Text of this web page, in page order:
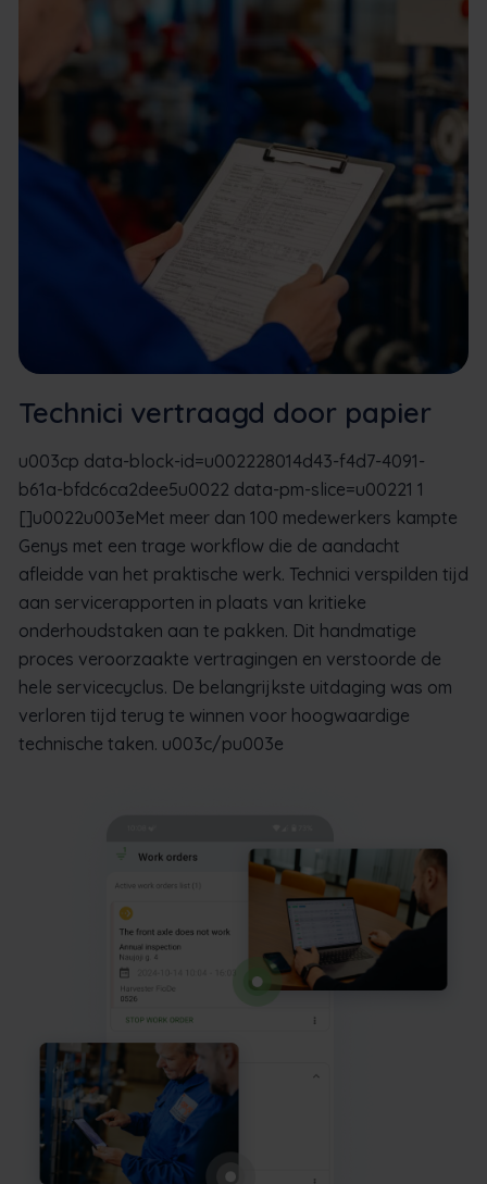
Technici vertraagd door papier
u003cp data-block-id=u002228014d43-f4d7-4091-
b61a-bfdc6ca2dee5u0022 data-pm-slice=u00221 1
[]u0022u003eMet meer dan 100 medewerkers kampte
Genys met een trage workflow die de aandacht
afleidde van het praktische werk. Technici verspilden tijd
aan servicerapporten in plaats van kritieke
onderhoudstaken aan te pakken. Dit handmatige
proces veroorzaakte vertragingen en verstoorde de
hele servicecyclus. De belangrijkste uitdaging was om
verloren tijd terug te winnen voor hoogwaardige
technische taken. u003c/pu003e